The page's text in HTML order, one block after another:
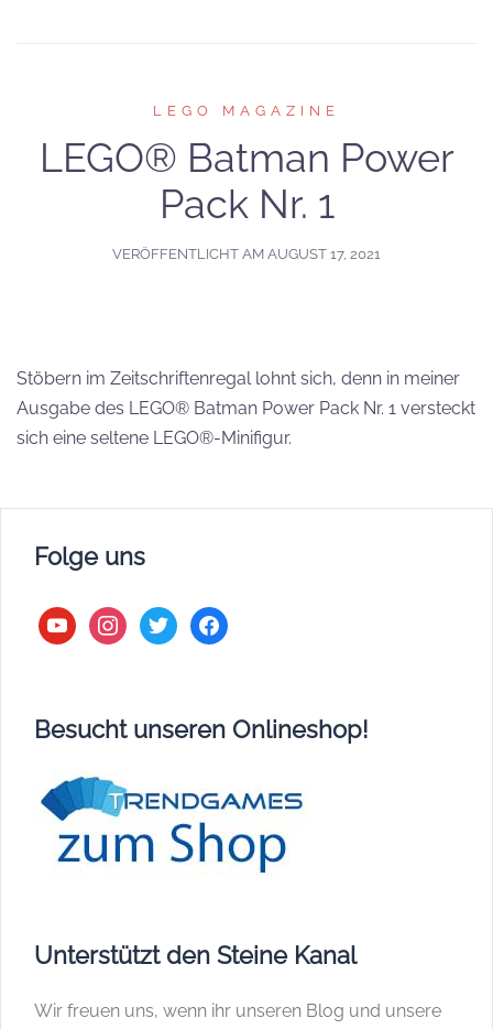
LEGO MAGAZINE
LEGO® Batman Power
Pack Nr. 1
VERÖFFENTLICHT AM AUGUST 17, 2021
Stöbern im Zeitschriftenregal lohnt sich, denn in meiner
Ausgabe des LEGO® Batman Power Pack Nr. 1 versteckt
sich eine seltene LEGO®-Minifigur.
Folge uns
youtubeinstagram
twitter facebook
Besucht unseren Onlineshop!
Unterstützt den Steine Kanal
Wir freuen uns, wenn ihr unseren Blog und unsere